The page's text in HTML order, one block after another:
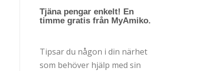
Tjäna pengar enkelt! En
timme gratis från MyAmiko.
Tipsar du någon i din närhet
som behöver hjälp med sin